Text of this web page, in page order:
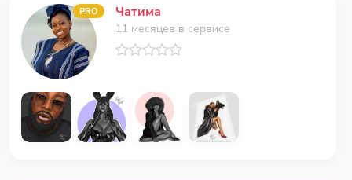
PRO Чатима
11 месяцев в сервисе